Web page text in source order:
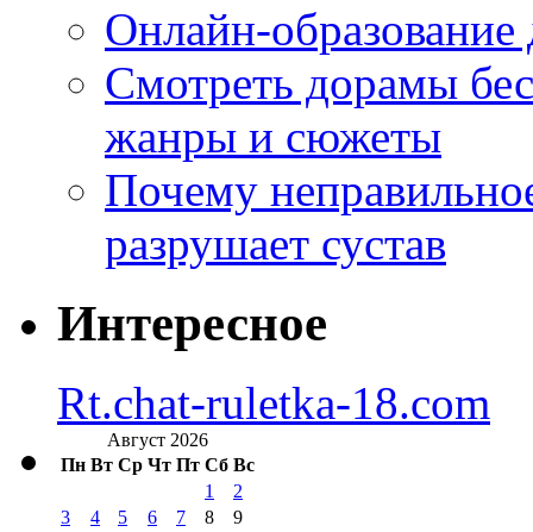
Онлайн-
Смотреть дорамы
жанры и сюжеты
Почему
разрушает сустав
Интересное
Rt.chat-ruletka-18.com
Август 2026
Пн Вт Ср Чт Пт Сб Вс
1
2
3
4 5 6 7 8
9